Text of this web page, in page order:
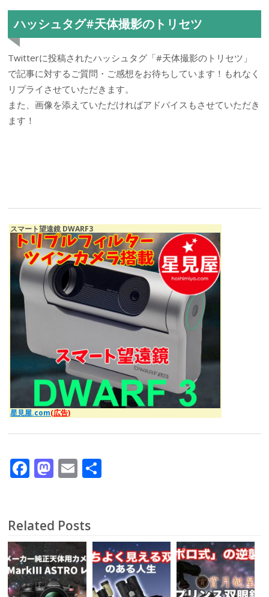
ハッシュタグ#天体撮影のトリセツ
Twitterに投稿されたハッシュタグ「#天体撮影のトリセツ」
で記事に対するご質問・ご感想をお待ちしています！もれなく
リプライさせていただきます。
また、画像を添えていただければアドバイスもさせていただき
ます！
スマート望遠鏡 DWARF3
星見屋.com(広告)
F
b
o
o
k
M
d
o
n
E
l
Related Posts